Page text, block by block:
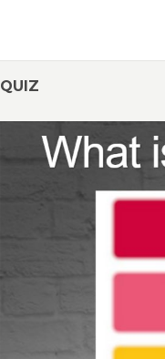
QUIZ